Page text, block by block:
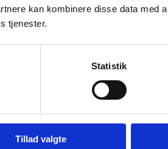
kan kombinere disse data med
tjenester.
Statistik
Tillad valgte